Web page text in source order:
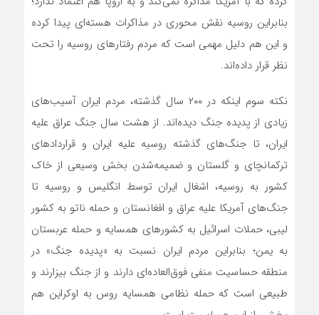
بنابراین روسیه نقش محوری در مذاکرات هسته‌ای پیدا کرده
و این هم دلیل مهمی است که مردم رفتار‌های روسیه را تحت
نظر قرار داده‌اند.
نکته سوم اینکه در ۲۰۰ سال گذشته، مردم ایران آسیب‌های
زیادی از پدیده جنگ دیده‌اند. از هشت سال جنگ عراق علیه
ایران، تا جنگ‌های گذشته روسیه علیه ایران و قرارداد‌های
ترکمانچای و گلستان و ضمیمه‌شدن بخش وسیعی از خاک
کشور به روسیه، اشغال ایران توسط انگلیس و روسیه تا
جنگ‌های آمریکا علیه عراق و افغانستان و حمله ناتو به کشور
لیبی، حملات اسرائیل به کشور‌های همسایه و حمله عربستان
به یمن؛ بنابراین مردم ایران نسبت به «پدیده جنگ» در
منطقه حساسیت منفی فوق‌العاده‌ای دارند و از جنگ بیزارند و
طبیعی است که حمله نظامی همسایه روس به اوکراین هم